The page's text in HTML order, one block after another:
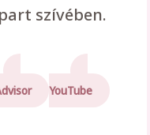
szívében.
YouTube